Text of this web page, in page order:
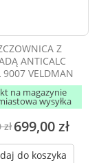
Z
ANTICALC
9007 VELDMAN
na magazynie
wysyłka
699,00 zł
do koszyka